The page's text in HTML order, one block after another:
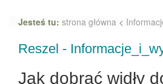
Jesteś tu: strona główna <
Reszel -
Jak dobrać widły